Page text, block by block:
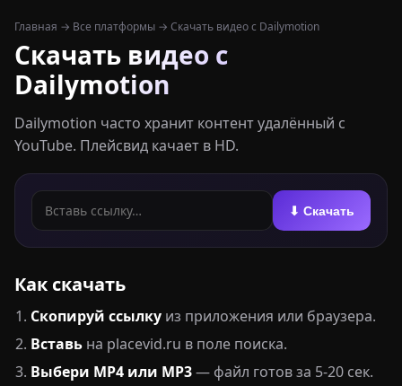
Главная → Все платформы → Скачать видео с Dailymotion
Скачать видео с
Dailymotion
Dailymotion часто хранит контент удалённый с
YouTube. Плейсвид качает в HD.
⬇ Скачать
Как скачать
Скопируй ссылку из приложения или браузера.
Вставь на placevid.ru в поле поиска.
Выбери MP4 или MP3— файл готов за 5-20 сек.